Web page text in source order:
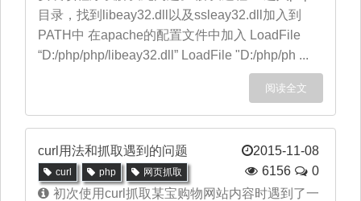
目录，找到libeay32.dll以及ssleay32.dll加入到
PATH中 在apache的配置文件中加入 LoadFile
“D:/php/php/libeay32.dll” LoadFile "D:/php/ph ...
阅读全文
curl用法和抓取遇到的问题 2015-11-08
curl php 网页抓取 6156
0
初次使用curl抓取某宝购物网站内容时遇到了一